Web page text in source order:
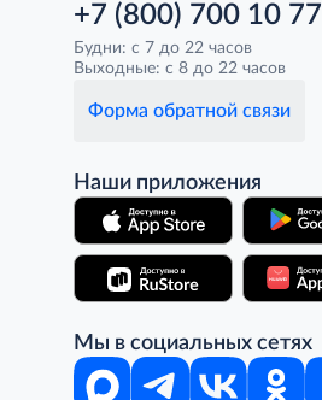
+7 (800) 700 10 77
Будни: с 7 до 22 часов
Выходные: с 8 до 22 часов
Форма обратной связи
Наши приложения
Мы в социальных сетях